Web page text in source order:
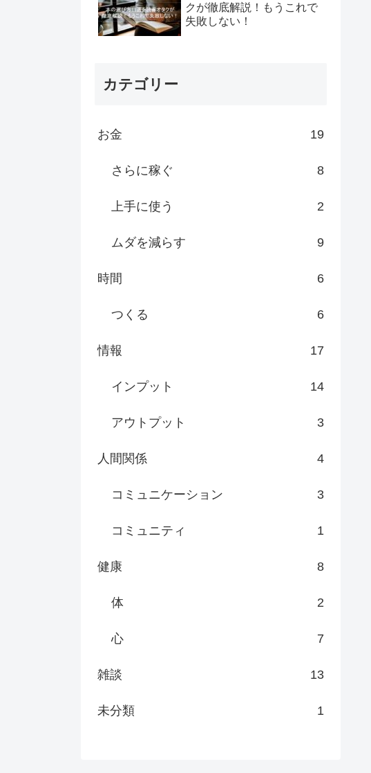
クが徹底解説！もうこれで
失敗しない！
カテゴリー
お金 19
さらに稼ぐ 8
上手に使う 2
ムダを減らす 9
時間 6
つくる 6
情報 17
インプット 14
アウトプット 3
人間関係 4
コミュニケーション 3
コミュニティ 1
健康 8
体 2
心 7
雑談 13
未分類 1